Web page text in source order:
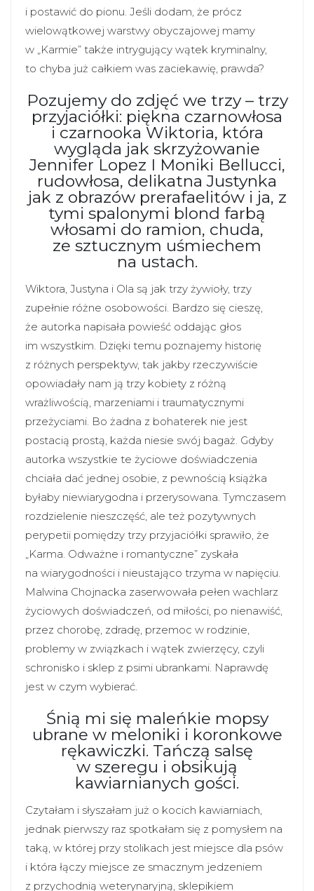
i postawić do pionu. Jeśli dodam, że prócz
wielowątkowej warstwy obyczajowej mamy
w „Karmie” także intrygujący wątek kryminalny,
to chyba już całkiem was zaciekawię, prawda?
Pozujemy do zdjęć we trzy – trzy
przyjaciółki: piękna czarnowłosa
i czarnooka Wiktoria, która
wygląda jak skrzyżowanie
Jennifer Lopez I Moniki Bellucci,
rudowłosa, delikatna Justynka
jak z obrazów prerafaelitów i ja, z
tymi spalonymi blond farbą
włosami do ramion, chuda,
ze sztucznym uśmiechem
na ustach.
Wiktora, Justyna i Ola są jak trzy żywioły, trzy
zupełnie różne osobowości. Bardzo się cieszę,
że autorka napisała powieść oddając głos
im wszystkim. Dzięki temu poznajemy historię
z różnych perspektyw, tak jakby rzeczywiście
opowiadały nam ją trzy kobiety z różną
wrażliwością, marzeniami i traumatycznymi
przeżyciami. Bo żadna z bohaterek nie jest
postacią prostą, każda niesie swój bagaż. Gdyby
autorka wszystkie te życiowe doświadczenia
chciała dać jednej osobie, z pewnością książka
byłaby niewiarygodna i przerysowana. Tymczasem
rozdzielenie nieszczęść, ale też pozytywnych
perypetii pomiędzy trzy przyjaciółki sprawiło, że
„Karma. Odważne i romantyczne” zyskała
na wiarygodności i nieustająco trzyma w napięciu.
Malwina Chojnacka zaserwowała pełen wachlarz
życiowych doświadczeń, od miłości, po nienawiść,
przez chorobę, zdradę, przemoc w rodzinie,
problemy w związkach i wątek zwierzęcy, czyli
schronisko i sklep z psimi ubrankami. Naprawdę
jest w czym wybierać.
Śnią mi się maleńkie mopsy
ubrane w meloniki i koronkowe
rękawiczki. Tańczą salsę
w szeregu i obsikują
kawiarnianych gości.
Czytałam i słyszałam już o kocich kawiarniach,
jednak pierwszy raz spotkałam się z pomysłem na
taką, w której przy stolikach jest miejsce dla psów
i która łączy miejsce ze smacznym jedzeniem
z przychodnią weterynaryjną, sklepikiem